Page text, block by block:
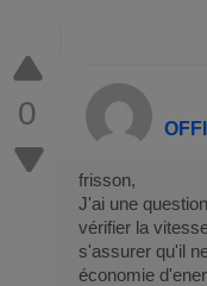
0
frisson,
J'ai une
vérifier la
s'assurer qu'il
économie